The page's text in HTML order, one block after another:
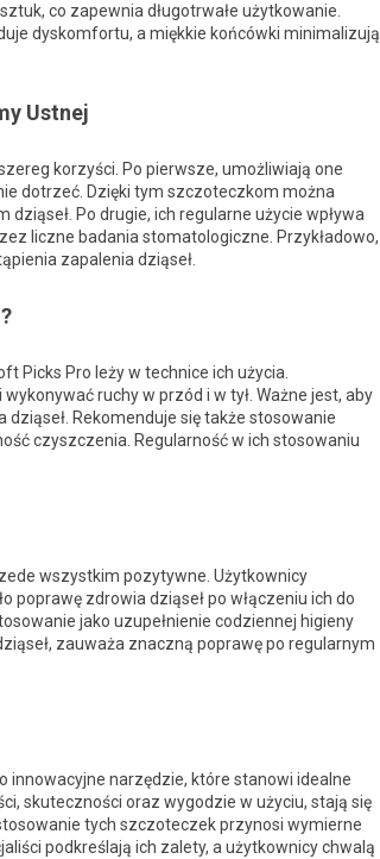
co zapewnia długotrwałe użytkowanie.
dyskomfortu, a miękkie końcówki minimalizują
Ustnej
korzyści. Po pierwsze, umożliwiają one
dotrzeć. Dzięki tym szczoteczkom można
Po drugie, ich regularne użycie wpływa
liczne badania stomatologiczne. Przykładowo,
zapalenia dziąseł.
Picks Pro leży w technice ich użycia.
ruchy w przód i w tył. Ważne jest, aby
Rekomenduje się także stosowanie
czyszczenia. Regularność w ich stosowaniu
wszystkim pozytywne. Użytkownicy
zdrowia dziąseł po włączeniu ich do
jako uzupełnienie codziennej higieny
zauważa znaczną poprawę po regularnym
innowacyjne narzędzie, które stanowi idealne
skuteczności oraz wygodzie w użyciu, stają się
tych szczoteczek przynosi wymierne
podkreślają ich zalety, a użytkownicy chwalą